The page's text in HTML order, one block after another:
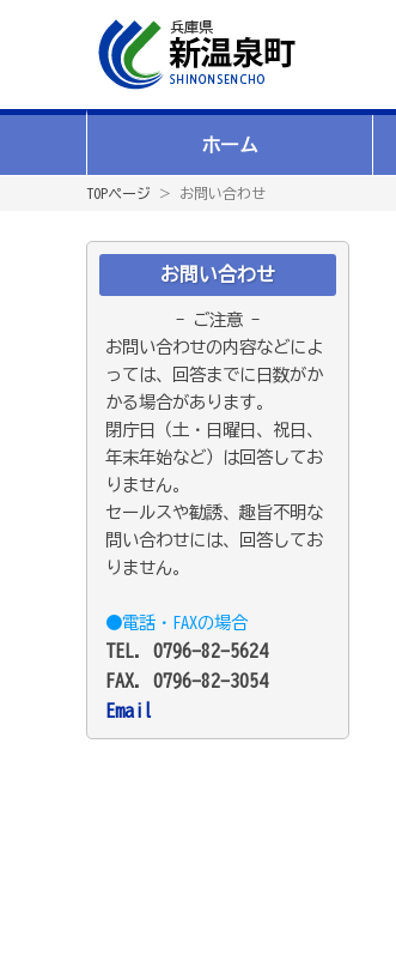
ホーム
TOPページ ＞ お問い合わせ
お問い合わせ
- ご注意 -
お問い合わせの内容などによ
っては、回答までに日数がか
かる場合があります。
閉庁日（土・日曜日、祝日、
年末年始など）は回答してお
りません。
セールスや勧誘、趣旨不明な
問い合わせには、回答してお
りません。
●電話・FAXの場合
TEL. 0796-82-5624
FAX. 0796-82-3054
Email